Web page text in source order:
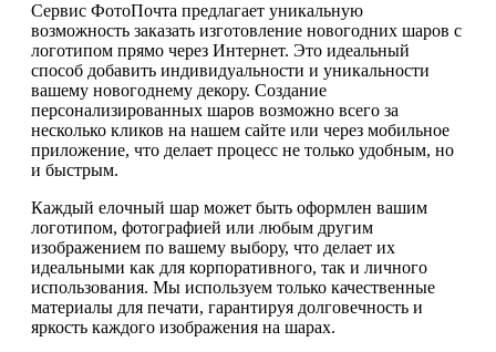
Сервис ФотоПочта предлагает уникальную
возможность заказать изготовление новогодних шаров с
логотипом прямо через Интернет. Это идеальный
способ добавить индивидуальности и уникальности
вашему новогоднему декору. Создание
персонализированных шаров возможно всего за
несколько кликов на нашем сайте или через мобильное
приложение, что делает процесс не только удобным, но
и быстрым.
Каждый елочный шар может быть оформлен вашим
логотипом, фотографией или любым другим
изображением по вашему выбору, что делает их
идеальными как для корпоративного, так и личного
использования. Мы используем только качественные
материалы для печати, гарантируя долговечность и
яркость каждого изображения на шарах.